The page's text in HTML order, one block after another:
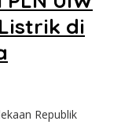
di
Republik